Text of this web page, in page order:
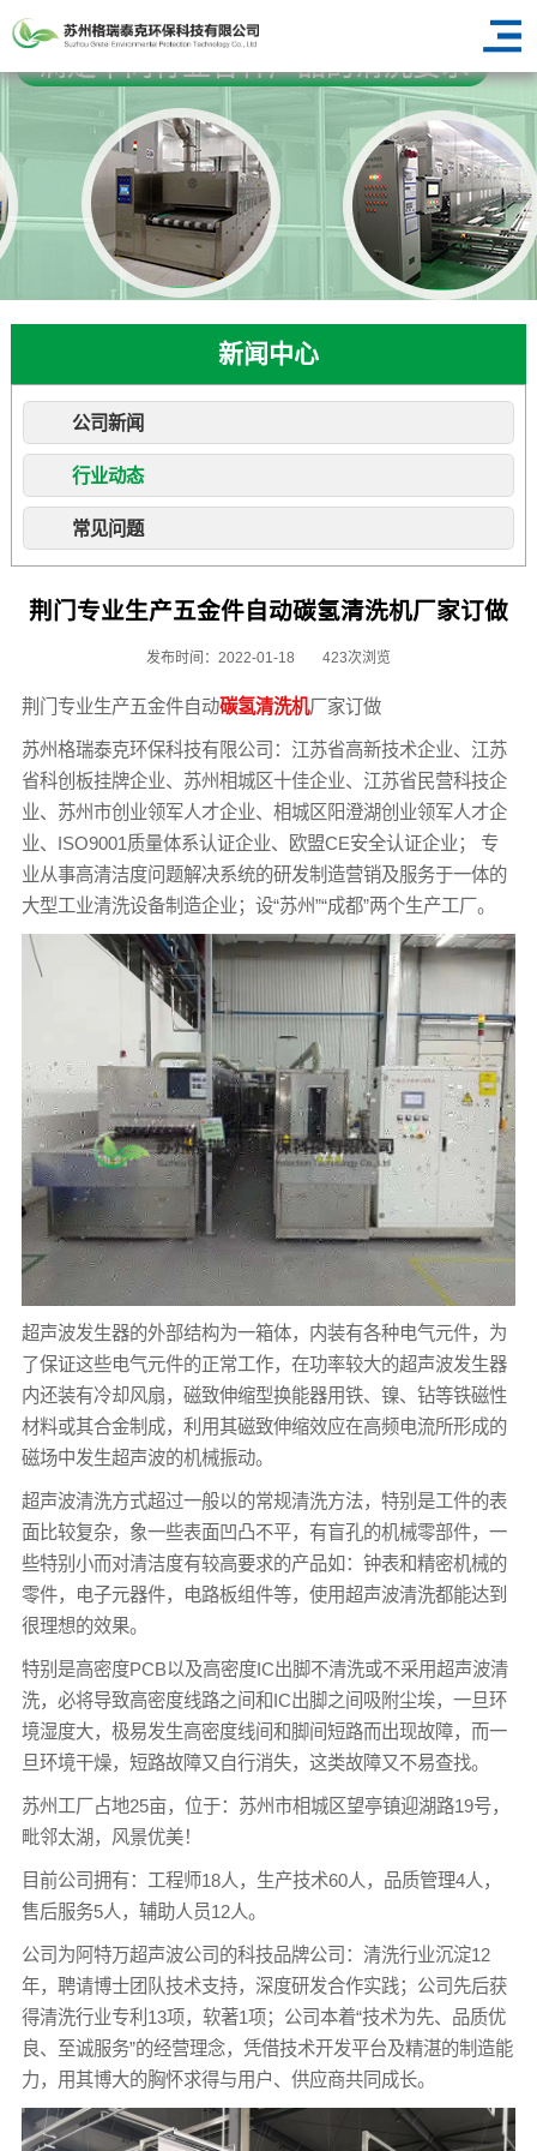
新闻中心
公司新闻
行业动态
常见问题
荆门专业生产五金件自动碳氢清洗机厂家订做
发布时间：2022-01-18 423次浏览
荆门专业生产五金件自动碳氢清洗机厂家订做
苏州格瑞泰克环保科技有限公司：江苏省高新技术企业、江苏
省科创板挂牌企业、苏州相城区十佳企业、江苏省民营科技企
业、苏州市创业领军人才企业、相城区阳澄湖创业领军人才企
业、ISO9001质量体系认证企业、欧盟CE安全认证企业； 专
业从事高清洁度问题解决系统的研发制造营销及服务于一体的
大型工业清洗设备制造企业；设“苏州”“成都”两个生产工厂。
超声波发生器的外部结构为一箱体，内装有各种电气元件，为
了保证这些电气元件的正常工作，在功率较大的超声波发生器
内还装有冷却风扇，磁致伸缩型换能器用铁、镍、钻等铁磁性
材料或其合金制成，利用其磁致伸缩效应在高频电流所形成的
磁场中发生超声波的机械振动。
超声波清洗方式超过一般以的常规清洗方法，特别是工件的表
面比较复杂，象一些表面凹凸不平，有盲孔的机械零部件，一
些特别小而对清洁度有较高要求的产品如：钟表和精密机械的
零件，电子元器件，电路板组件等，使用超声波清洗都能达到
很理想的效果。
特别是高密度PCB以及高密度IC出脚不清洗或不采用超声波清
洗，必将导致高密度线路之间和IC出脚之间吸附尘埃，一旦环
境湿度大，极易发生高密度线间和脚间短路而出现故障，而一
旦环境干燥，短路故障又自行消失，这类故障又不易查找。
苏州工厂占地25亩，位于：苏州市相城区望亭镇迎湖路19号，
毗邻太湖，风景优美！
目前公司拥有：工程师18人，生产技术60人，品质管理4人，
售后服务5人，辅助人员12人。
公司为阿特万超声波公司的科技品牌公司：清洗行业沉淀12
年，聘请博士团队技术支持，深度研发合作实践；公司先后获
得清洗行业专利13项，软著1项；公司本着“技术为先、品质优
良、至诚服务”的经营理念，凭借技术开发平台及精湛的制造能
力，用其博大的胸怀求得与用户、供应商共同成长。